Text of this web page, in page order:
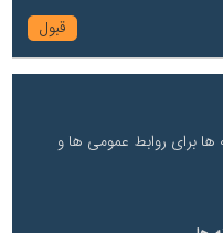
برای روابط عمومی ها و